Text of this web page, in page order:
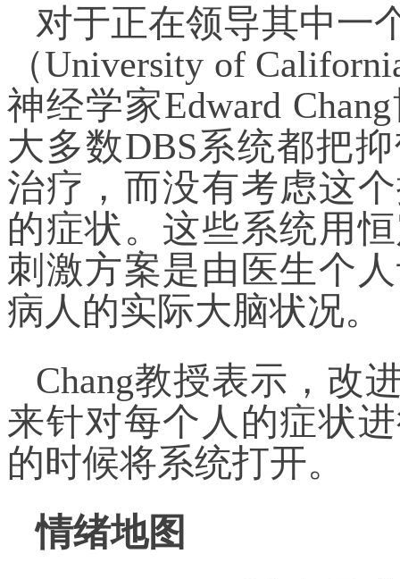
对于正在领导其中一
（University of
神经学家Edward
大多数DBS系统都把
治疗，而没有考虑这
的症状。这些系统用
刺激方案是由医生个
病人的实际大脑状况。
Chang教授表示，改
来针对每个人的症状
的时候将系统打开。
情绪地图